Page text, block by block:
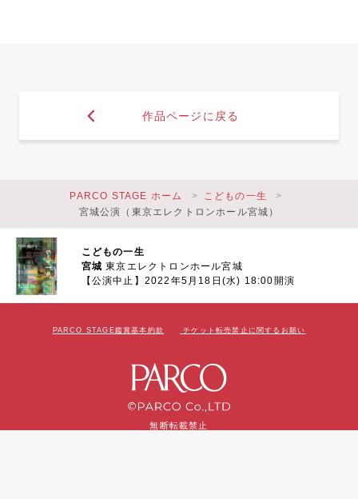
作品ページに戻る
こどもの一生
宮城東京エレクトロンホール宮城
【公演中止】2022年5月18日(水) 18:00開演
PARCO STAGE ホーム
こどもの一生
宮城公演（東京エレクトロンホール宮城）
PARCO STAGE鑑賞基本約款 チケット転売禁止に関するお願い
無断転載禁止